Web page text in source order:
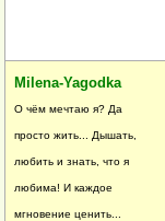
Milena-Yagodka
О чём мечтаю я? Да
просто жить... Дышать,
любить и знать, что я
любима! И каждое
мгновение ценить...